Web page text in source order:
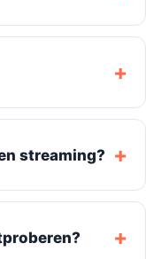
streaming?